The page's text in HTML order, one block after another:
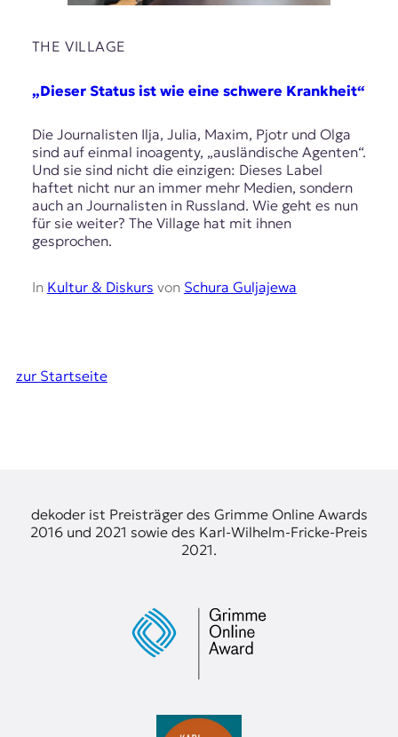
THE VILLAGE
„Dieser Status ist wie eine schwere Krankheit“
Die Journalisten Ilja, Julia, Maxim, Pjotr und Olga
sind auf einmal inoagenty, „ausländische Agenten“.
Und sie sind nicht die einzigen: Dieses Label
haftet nicht nur an immer mehr Medien, sondern
auch an Journalisten in Russland. Wie geht es nun
für sie weiter? The Village hat mit ihnen
gesprochen.
In Kultur & Diskurs von Schura Guljajewa
zur Startseite
dekoder ist Preisträger des Grimme Online Awards
2016 und 2021 sowie des Karl-Wilhelm-Fricke-Preis
2021.